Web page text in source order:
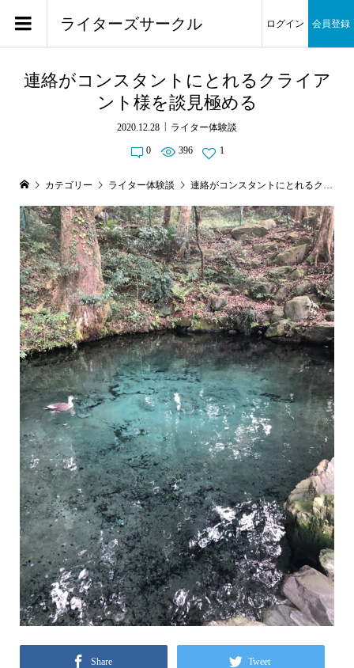
ライターズサークル ログイン 会員登録
連絡がコンスタントにとれるクライア
ント様を談見極める
2020.12.28 ライター体験談
0 396 1
カテゴリー ライター体験談 連絡がコンスタントにとれるクライアント様を談見極める
Share Tweet